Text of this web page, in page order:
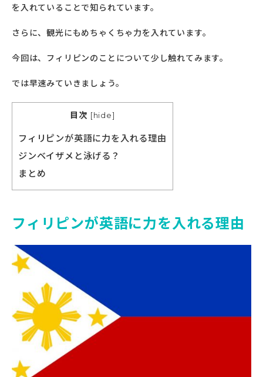
を入れていることで知られています。
さらに、観光にもめちゃくちゃ力を入れています。
今回は、フィリピンのことについて少し触れてみます。
では早速みていきましょう。
目次 [ hide]
フィリピンが英語に力を入れる理由
ジンベイザメと泳げる？
まとめ
フィリピンが英語に力を入れる理由